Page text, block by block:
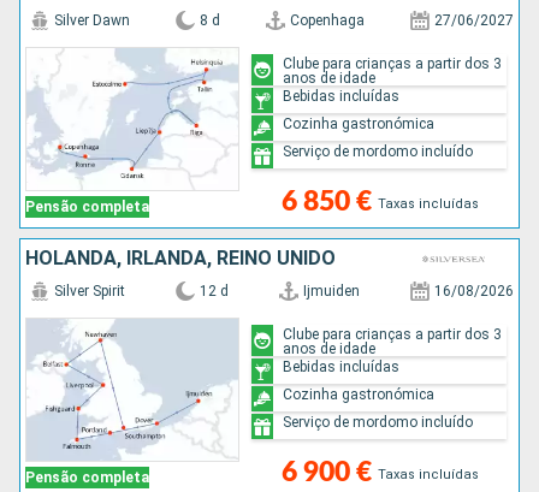
Pensão completa
Silver Dawn 8 d Copenhaga 27/06/2027
6 850 € Taxas incluídas
Clube para crianças a partir dos 3
anos de idade
Bebidas incluídas
Cozinha gastronómica
Serviço de mordomo incluído
HOLANDA, IRLANDA, REINO UNIDO
Pensão completa
Silver Spirit 12 d Ijmuiden 16/08/2026
6 900 € Taxas incluídas
Clube para crianças a partir dos 3
anos de idade
Bebidas incluídas
Cozinha gastronómica
Serviço de mordomo incluído